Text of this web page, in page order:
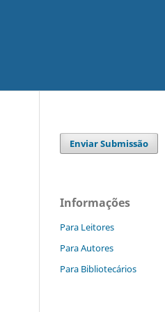
Enviar Submissão
Informações
Para Leitores
Para Autores
Para Bibliotecários